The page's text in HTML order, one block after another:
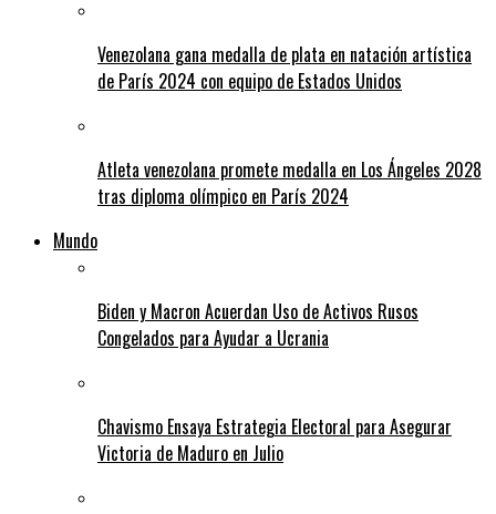
Venezolana gana medalla de plata en natación artística
de París 2024 con equipo de Estados Unidos
Atleta venezolana promete medalla en Los Ángeles 2028
tras diploma olímpico en París 2024
Mundo
Biden y Macron Acuerdan Uso de Activos Rusos
Congelados para Ayudar a Ucrania
Chavismo Ensaya Estrategia Electoral para Asegurar
Victoria de Maduro en Julio